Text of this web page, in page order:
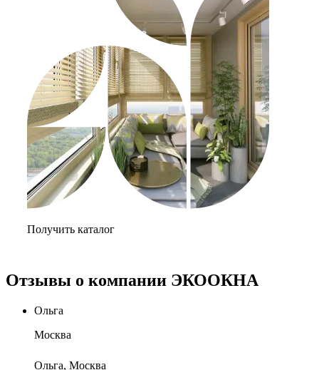
Получить каталог
Отзывы о компании ЭКООКНА
Ольга
Москва
Ольга, Москва